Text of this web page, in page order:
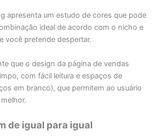
apresenta um estudo de cores que pode
ideal de acordo com o nicho e
você pretende despertar.
que o design da página de vendas
com fácil leitura e espaços de
em branco), que permitem ao usuário
de igual para igual